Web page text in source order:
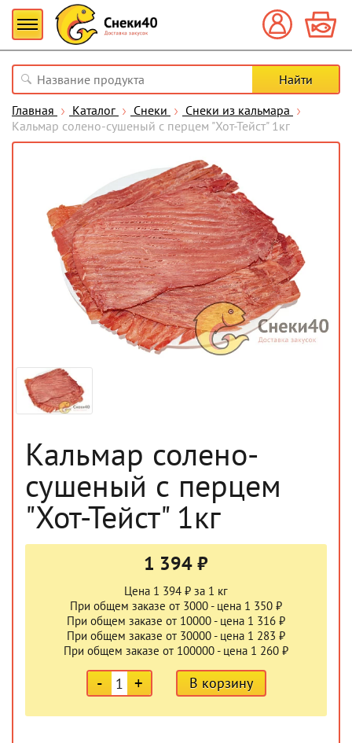
Главная Каталог Снеки
Снеки из кальмара
Кальмар солено-сушеный с перцем "Хот-Тейст" 1кг
Кальмар солено-
сушеный с перцем
"Хот-Тейст" 1кг
1 394 ₽
Цена 1 394 ₽ за 1 кг
При общем заказе от 3000 - цена 1 350 ₽
При общем заказе от 10000 - цена 1 316 ₽
При общем заказе от 30000 - цена 1 283 ₽
При общем заказе от 100000 - цена 1 260 ₽
- + В корзину